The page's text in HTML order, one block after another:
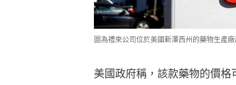
圖為禮來公司位於美國新澤西州的藥物生產廠
美國政府稱，該款藥物的價